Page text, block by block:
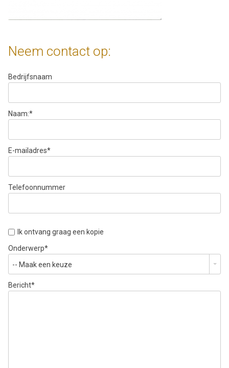
Neem contact op:
Bedrijfsnaam
Naam:*
E-mailadres*
Telefoonnummer
Ik ontvang graag een kopie
Onderwerp*
-- Maak een keuze
Bericht*